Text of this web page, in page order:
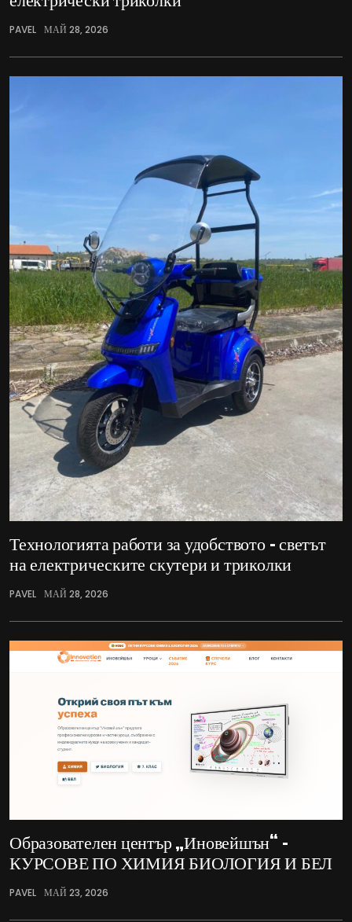
PAVEL МАЙ 28, 2026
Технологията работи за удобството – светът
на електрическите скутери и триколки
PAVEL МАЙ 28, 2026
Образователен център „Иновейшън“ –
КУРСОВЕ ПО ХИМИЯ БИОЛОГИЯ И БЕЛ
PAVEL МАЙ 23, 2026